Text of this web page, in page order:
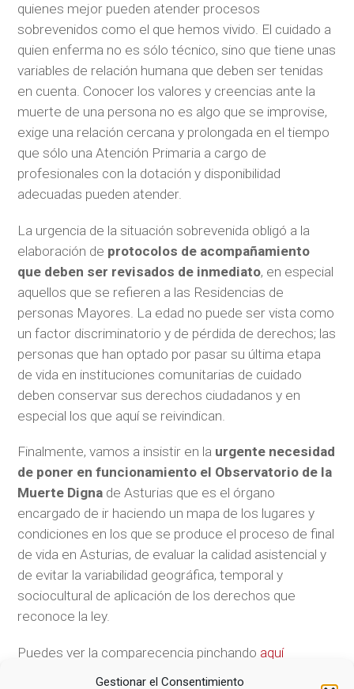
Gestionar el Consentimiento
quienes mejor pueden atender procesos
sobrevenidos como el que hemos vivido. El cuidado a
quien enferma no es sólo técnico, sino que tiene unas
variables de relación humana que deben ser tenidas
en cuenta. Conocer los valores y creencias ante la
muerte de una persona no es algo que se improvise,
exige una relación cercana y prolongada en el tiempo
que sólo una Atención Primaria a cargo de
profesionales con la dotación y disponibilidad
adecuadas pueden atender.
La urgencia de la situación sobrevenida obligó a la
elaboración de protocolos de acompañamiento
que deben ser revisados de inmediato, en especial
aquellos que se refieren a las Residencias de
personas Mayores. La edad no puede ser vista como
un factor discriminatorio y de pérdida de derechos; las
personas que han optado por pasar su última etapa
de vida en instituciones comunitarias de cuidado
deben conservar sus derechos ciudadanos y en
especial los que aquí se reivindican.
Finalmente, vamos a insistir en la urgente necesidad
de poner en funcionamiento el Observatorio de la
Muerte Digna de Asturias que es el órgano
encargado de ir haciendo un mapa de los lugares y
condiciones en los que se produce el proceso de final
de vida en Asturias, de evaluar la calidad asistencial y
de evitar la variabilidad geográfica, temporal y
sociocultural de aplicación de los derechos que
reconoce la ley.
Puedes ver la comparecencia pinchando aquí